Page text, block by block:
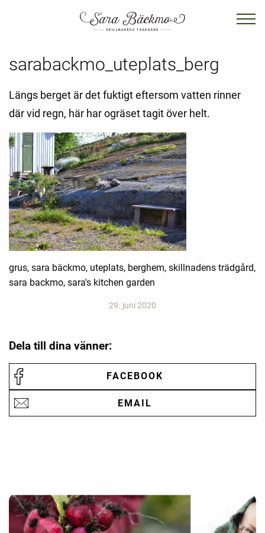
sarabackmo_uteplats_berg
Längs berget är det fuktigt eftersom vatten rinner
där vid regn, här har ogräset tagit över helt.
grus, sara bäckmo, uteplats, berghem, skillnadens trädgård,
sara backmo, sara's kitchen garden
29. juni 2020
Dela till dina vänner:
FACEBOOK
EMAIL